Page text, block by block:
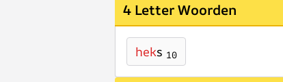
4 Letter Woorden
heks 10